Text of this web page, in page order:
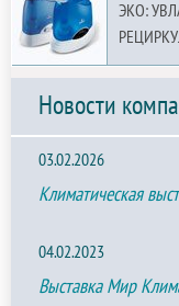
ЭКО:
Новости
03.02.2026
Климатическая
04.02.2023
Выставка Мир